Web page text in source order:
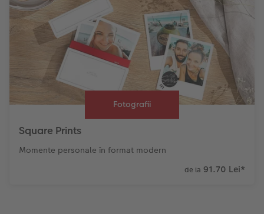
Fotografii
Square Prints
Momente personale în format modern
de la 91.70 Lei*